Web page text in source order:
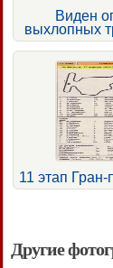
Виден
выхлопных
11 этап
Другие